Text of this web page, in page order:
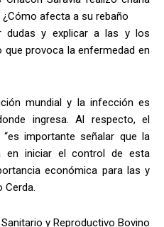
¿Cómo afecta a su rebaño
dudas y explicar a las y los
provoca la enfermedad en
mundial y la infección es
ingresa. Al respecto, el
importante señalar que la
en iniciar el control de esta
económica para las y
Cerda.
y Reproductivo Bovino